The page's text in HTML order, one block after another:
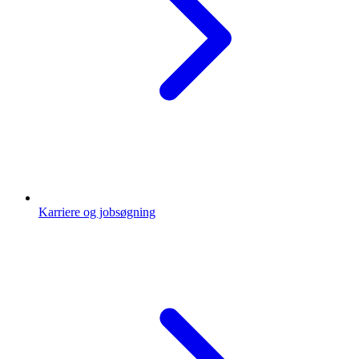
Karriere og jobsøgning